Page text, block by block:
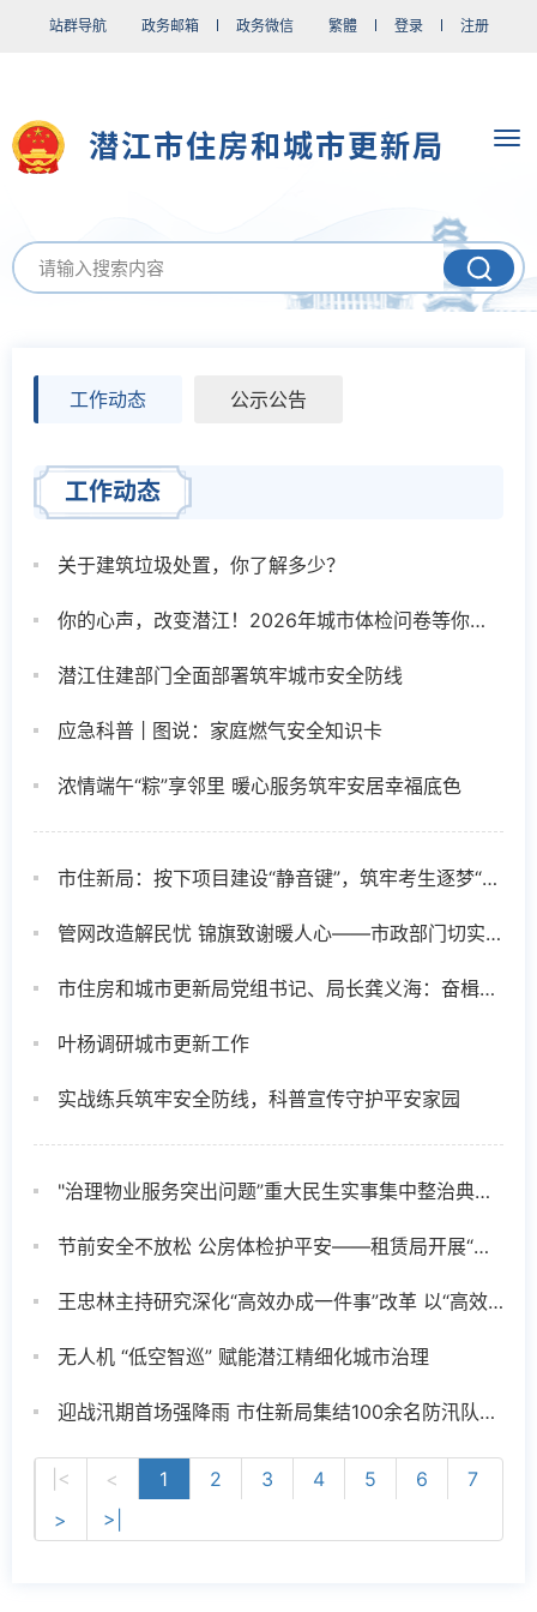
站群导航 政务邮箱 政务微信 繁體 登录 注册
潜江市住房和城市更新局
工作动态 公示公告
工作动态
关于建筑垃圾处置，你了解多少？
你的心声，改变潜江！2026年城市体检问卷等你来填
潜江住建部门全面部署筑牢城市安全防线
应急科普 | 图说：家庭燃气安全知识卡
浓情端午“粽”享邻里 暖心服务筑牢安居幸福底色
市住新局：按下项目建设“静音键”，筑牢考生逐梦“安心墙”
管网改造解民忧 锦旗致谢暖人心——市政部门切实解决小区污水倒灌难题
市住房和城市更新局党组书记、局长龚义海：奋楫笃行担使命 精筑宜居新潜江
叶杨调研城市更新工作
实战练兵筑牢安全防线，科普宣传守护平安家园
"治理物业服务突出问题”重大民生实事集中整治典型案例（第十批）
节前安全不放松 公房体检护平安——租赁局开展“五一”节前公房安全专项检查
王忠林主持研究深化“高效办成一件事”改革 以“高效办成一件事”改革为牵引 持续优化营商环境 推动经济社会高质量发展
无人机 “低空智巡” 赋能潜江精细化城市治理
迎战汛期首场强降雨 市住新局集结100余名防汛队员连夜奋战保畅通
|< < 1 2 3 4 5 6
7
>
>|